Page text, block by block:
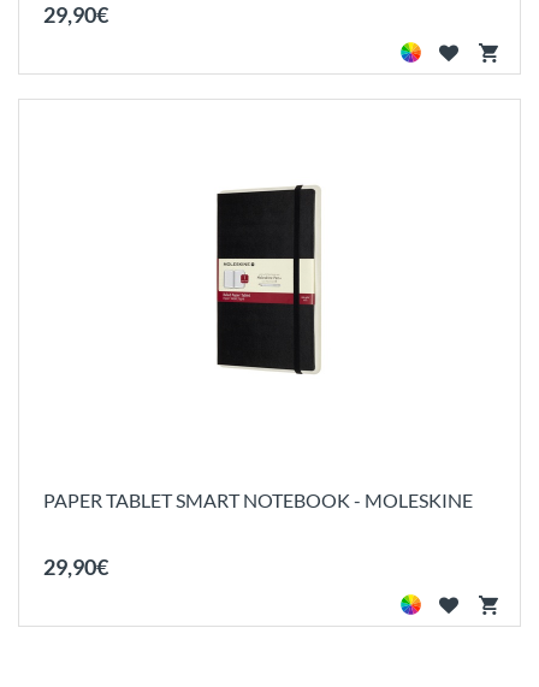
29,90€
PAPER TABLET SMART NOTEBOOK - MOLESKINE
29,90€